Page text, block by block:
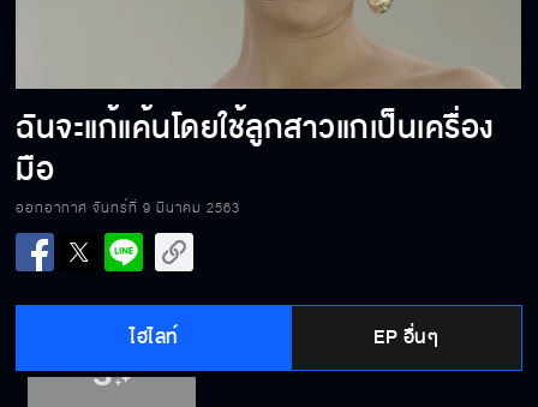
Video
ฉันจะแก้แค้นโดยใช้ลูกสาวแกเป็นเครื่อง
มือ
ออกอากาศ จันทร์ที่ 9 มีนาคม 2563
ไฮไลท์ EP อื่นๆ
ใจที่ให้หนูไม่รู้ว่าพ่อจะมีหรือเปล่า
ผมอยากจะดูแลคุณตลอดชีวิต
ฉันไม่อนุญาตให้นายคบกับหนูเล็ก